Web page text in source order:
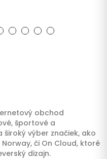
obchod
športové a
výber značiek, ako
či On Cloud, ktoré
dizajn.